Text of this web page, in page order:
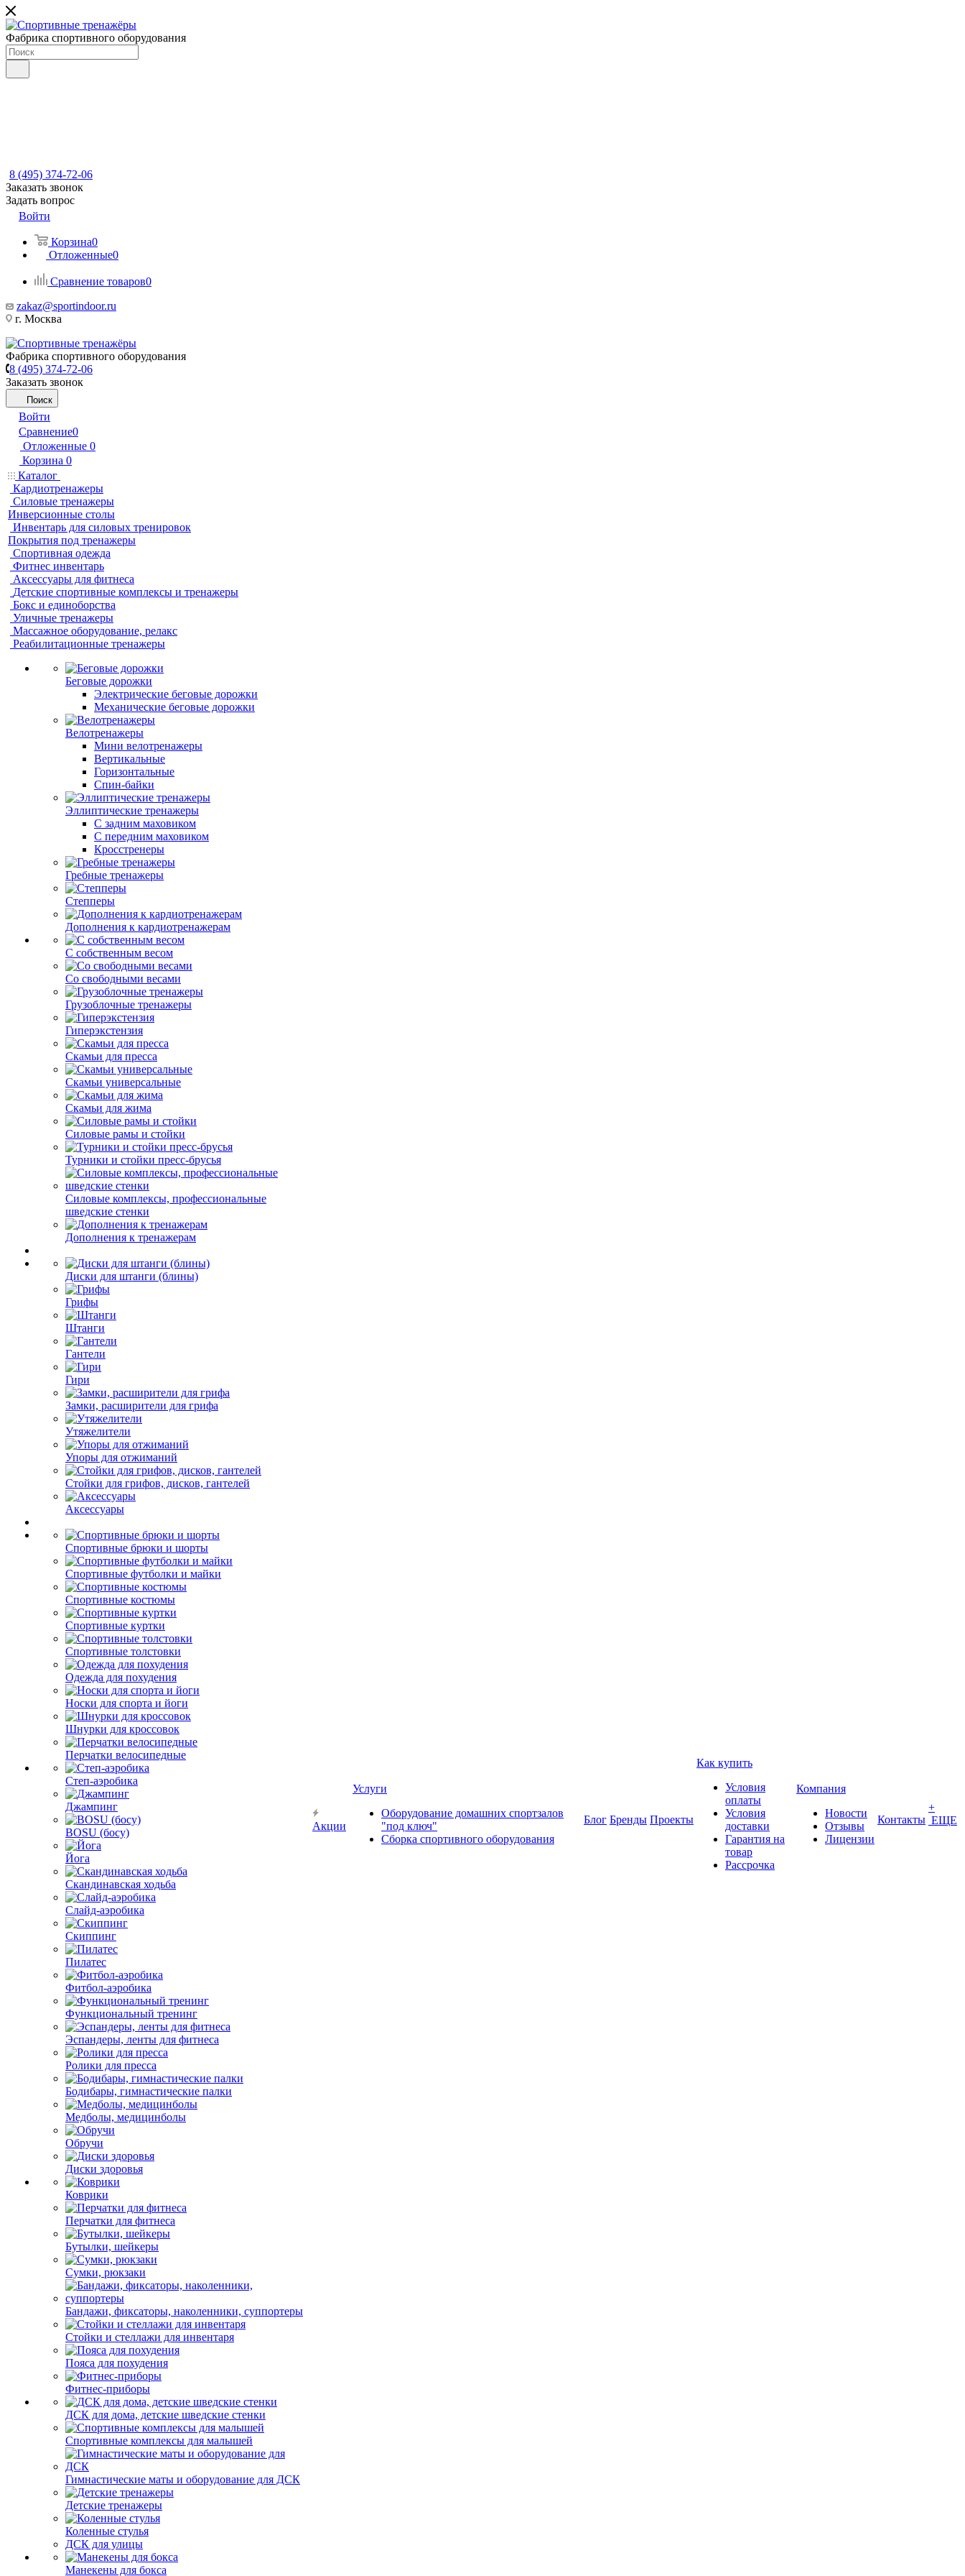
Фабрика спортивного оборудования
8 (495) 374-72-06
Заказать звонок
Задать вопрос
Войти
Корзина0
Отложенные0
Сравнение товаров0
zakaz@sportindoor.ru
г. Москва
Фабрика спортивного оборудования
8 (495) 374-72-06
Заказать звонок
Поиск
Войти
Сравнение0
Отложенные 0
Корзина 0
Каталог
Кардиотренажеры
Силовые тренажеры
Инверсионные столы
Инвентарь для силовых тренировок
Покрытия под тренажеры
Спортивная одежда
Фитнес инвентарь
Аксессуары для фитнеса
Детские спортивные комплексы и тренажеры
Бокс и единоборства
Уличные тренажеры
Массажное оборудование, релакс
Реабилитационные тренажеры
Беговые дорожки
Электрические беговые дорожки
Механические беговые дорожки
Велотренажеры
Мини велотренажеры
Вертикальные
Горизонтальные
Спин-байки
Эллиптические тренажеры
С задним маховиком
С передним маховиком
Кросстренеры
Гребные тренажеры
Степперы
Дополнения к кардиотренажерам
С собственным весом
Со свободными весами
Грузоблочные тренажеры
Гиперэкстензия
Скамьи для пресса
Скамьи универсальные
Скамьи для жима
Силовые рамы и стойки
Турники и стойки пресс-брусья
Силовые комплексы, профессиональные
шведские стенки
Дополнения к тренажерам
Диски для штанги (блины)
Грифы
Штанги
Гантели
Гири
Замки, расширители для грифа
Утяжелители
Упоры для отжиманий
Стойки для грифов, дисков, гантелей
Аксессуары
Спортивные брюки и шорты
Спортивные футболки и майки
Спортивные костюмы
Спортивные куртки
Спортивные толстовки
Одежда для похудения
Носки для спорта и йоги
Шнурки для кроссовок
Перчатки велосипедные
Степ-аэробика
Джампинг
BOSU (босу)
Йога
Скандинавская ходьба
Слайд-аэробика
Скиппинг
Пилатес
Фитбол-аэробика
Функциональный тренинг
Эспандеры, ленты для фитнеса
Ролики для пресса
Бодибары, гимнастические палки
Медболы, медицинболы
Обручи
Диски здоровья
Коврики
Перчатки для фитнеса
Бутылки, шейкеры
Сумки, рюкзаки
Бандажи, фиксаторы, наколенники, суппортеры
Стойки и стеллажи для инвентаря
Пояса для похудения
Фитнес-приборы
ДСК для дома, детские шведские стенки
Спортивные комплексы для малышей
Гимнастические маты и оборудование для ДСК
Детские тренажеры
Коленные стулья
ДСК для улицы
Манекены для бокса
Акции
Услуги
Оборудование домашних спортзалов
"под ключ"
Сборка спортивного оборудования
Блог Бренды Проекты
Как купить
Условия
оплаты
Условия
доставки
Гарантия на
товар
Рассрочка
Компания
Новости
Отзывы
Лицензии
Контакты
+
ЕЩЕ